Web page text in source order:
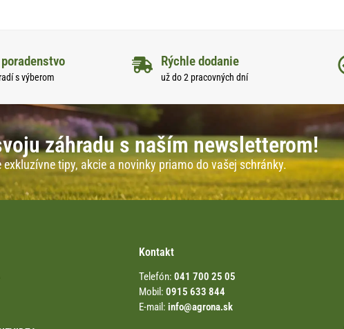
s výberom
Rýchle dodanie
už do 2 pracovných dní
záhradu s naším newsletterom!
exkluzívne tipy, akcie a novinky priamo do vašej schránky.
Kontakt
Telefón: 041 700 25 05
Mobil: 0915 633 844
E-mail: info@agrona.sk